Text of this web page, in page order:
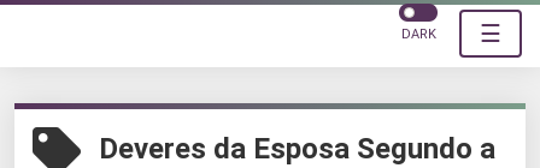
☰
DARK
Deveres da Esposa Segundo a